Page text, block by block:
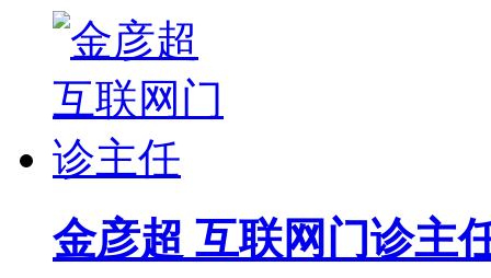
金彦超 互联网门诊主